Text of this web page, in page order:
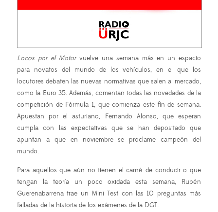
Locos por el Motorvuelve una semana más en un espacio
para novatos del mundo de los vehículos, en el que los
locutores debaten las nuevas normativas que salen al mercado,
como la Euro 35. Además, comentan todas las novedades de la
competición de Fórmula 1, que comienza este fin de semana.
Apuestan por el asturiano, Fernando Alonso, que esperan
cumpla con las expectativas que se han depositado que
apuntan a que en noviembre se proclame campeón del
mundo.
Para aquellos que aún no tienen el carné de conducir o que
tengan la teoría un poco oxidada esta semana, Rubén
Guerenabarrena trae un Mini Test con las 10 preguntas más
falladas de la historia de los exámenes de la DGT.